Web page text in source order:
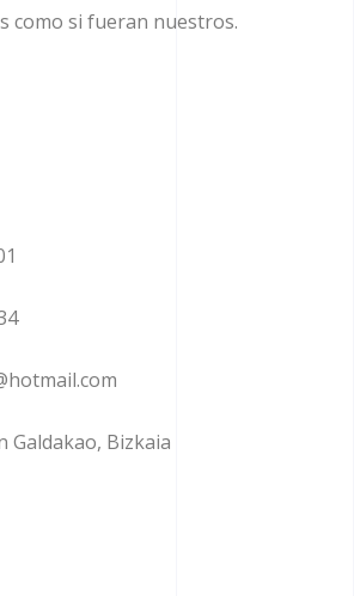
como si fueran nuestros.
Galdakao, Bizkaia